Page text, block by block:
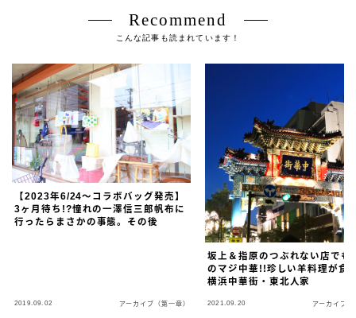
Recommend
こんな記事も読まれています！
【2023年6/24〜コラボバッグ発売】
3ヶ月待ち!?憧れの一澤信三郎帆布に
行ったらまさかの事態。その後
2019.09.02 アーカイブ（第一章）
坂上＆指原のつぶれない店でも
のマジ中華!!珍しい羊料理が食
横浜中華街・東北人家
2021.09.20 アーカイブ